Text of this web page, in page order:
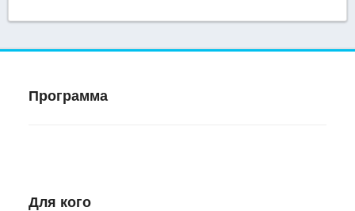
Программа
Для кого